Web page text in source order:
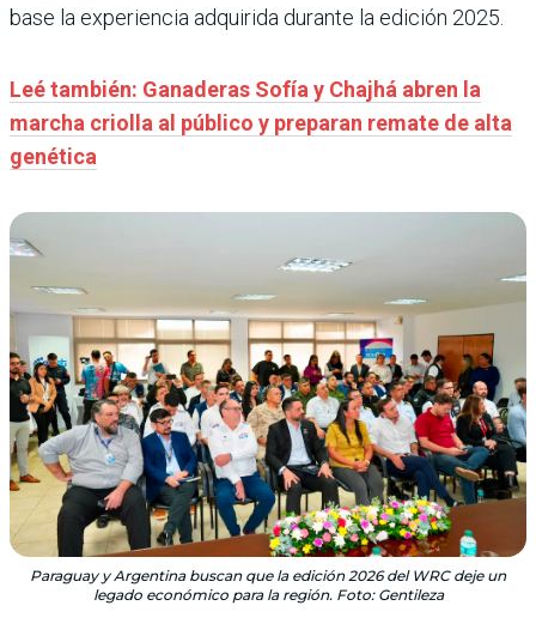
base la experiencia adquirida durante la edición 2025.
Leé también: Ganaderas Sofía y Chajhá abren la
marcha criolla al público y preparan remate de alta
genética
Paraguay y Argentina buscan que la edición 2026 del WRC deje un
legado económico para la región. Foto: Gentileza